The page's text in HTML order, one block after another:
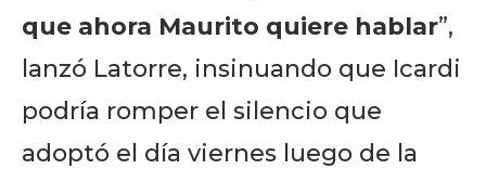
que ahora Maurito quiere hablar”,
lanzó Latorre, insinuando que Icardi
podría romper el silencio que
adoptó el día viernes luego de la